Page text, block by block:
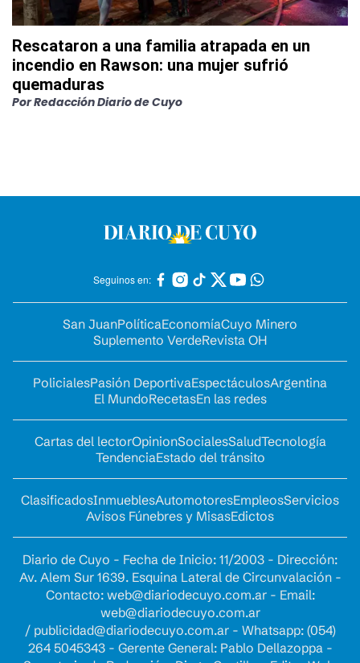
Rescataron a una familia atrapada en un
incendio en Rawson: una mujer sufrió
quemaduras
PorRedacción Diario de Cuyo
Seguinos en:
San JuanPolíticaEconomíaCuyo Minero
Suplemento VerdeRevista OH
PolicialesPasión DeportivaEspectáculosArgentina
El MundoRecetasEn las redes
Cartas del lectorOpinionSocialesSaludTecnología
TendenciaEstado del tránsito
ClasificadosInmueblesAutomotoresEmpleosServicios
Avisos Fúnebres y MisasEdictos
Diario de Cuyo - Fecha de Inicio: 11/2003 - Dirección:
Av. Alem Sur 1639. Esquina Lateral de Circunvalación -
Contacto: web@diariodecuyo.com.ar- Email:
web@diariodecuyo.com.ar
/ publicidad@diariodecuyo.com.ar- Whatsapp: (054)
264 5045343 - Gerente General: Pablo Dellazoppa -